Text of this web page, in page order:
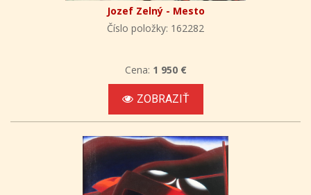
Jozef Zelný - Mesto
Číslo položky: 162282
Cena: 1 950 €
ZOBRAZIŤ